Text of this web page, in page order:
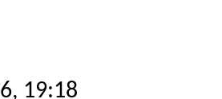
19:18